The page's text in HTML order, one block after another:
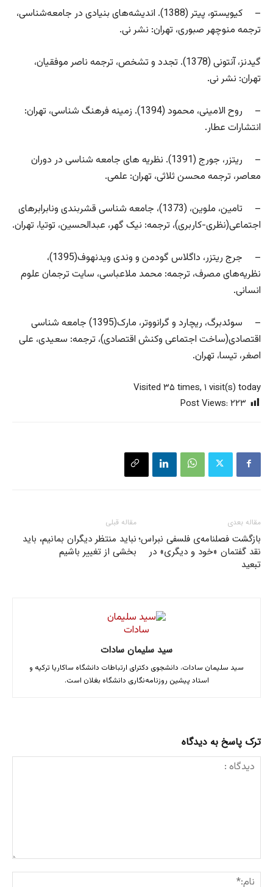
– کیویستو، پیتر (1388). اندیشه‌های بنیادی در جامعه‌شناسی،
ترجمه منوچهر صبوری، تهران: نشر نی.
گیدنز، آنتونی (1378). تجدد و تشخص، ترجمه ناصر موفقیان،
تهران: نشر نی.
– روح الامینی، محمود (1394). زمینه فرهنگ شناسی، تهران:
انتشارات عطار.
– ریتزر، جورج (1391). نظریه های جامعه شناسی در دوران
معاصر، ترجمه محسن ثلاثی، تهران: علمی.
– تامین، ملوین، (1373)، جامعه شناسی قشربندی ونابرابرهای
اجتماعی(نظری-کاربری)، ترجمه: نیک گهر، عبدالحسین، توتیا، تهران.
– جرج ریتزر، داگلاس گودمن و وندی ویدنهوف(1395)،
نظریه‌های مصرف، ترجمه: محمد ملاعباسی، سایت ترجمان علوم
انسانی.
– سوئدبرگ، ریچارد و گرانووتر، مارک(1395) جامعه شناسی
اقتصادی(ساخت اجتماعی وکنش اقتصادی)، ترجمه: سعیدی، علی
اصغر، تیسا، تهران.
Visited ۳۵ times, ۱ visit(s) today
Post Views: ۲۲۳
مقاله قبلی
نباید منتظر دیگران بمانیم، باید
بخشی از تغییر باشیم
مقاله بعدی
بازگشت فصلنامه‌ی فلسفی نبراس؛
نقد گفتمان «خود و دیگری» در
تبعید
سید سلیمان سادات
سید سلیمان سادات، دانشجوی دکترای ارتباطات دانشگاه ساکاریا ترکیه و
استاد پیشین روزنامه‌نگاری دانشگاه بغلان است.
ترک پاسخ به دیدگاه